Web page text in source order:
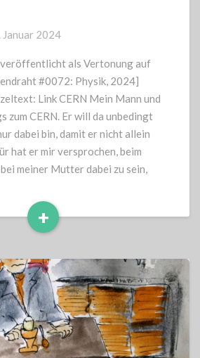
Januar 2024
als Vertonung auf
#0072: Physik, 2024]
Link CERN Mein Mann und
zum CERN. Er will da unbedingt
dabei bin, damit er nicht allein
hat er mir versprochen, beim
meiner Mutter dabei zu sein,
+
Read